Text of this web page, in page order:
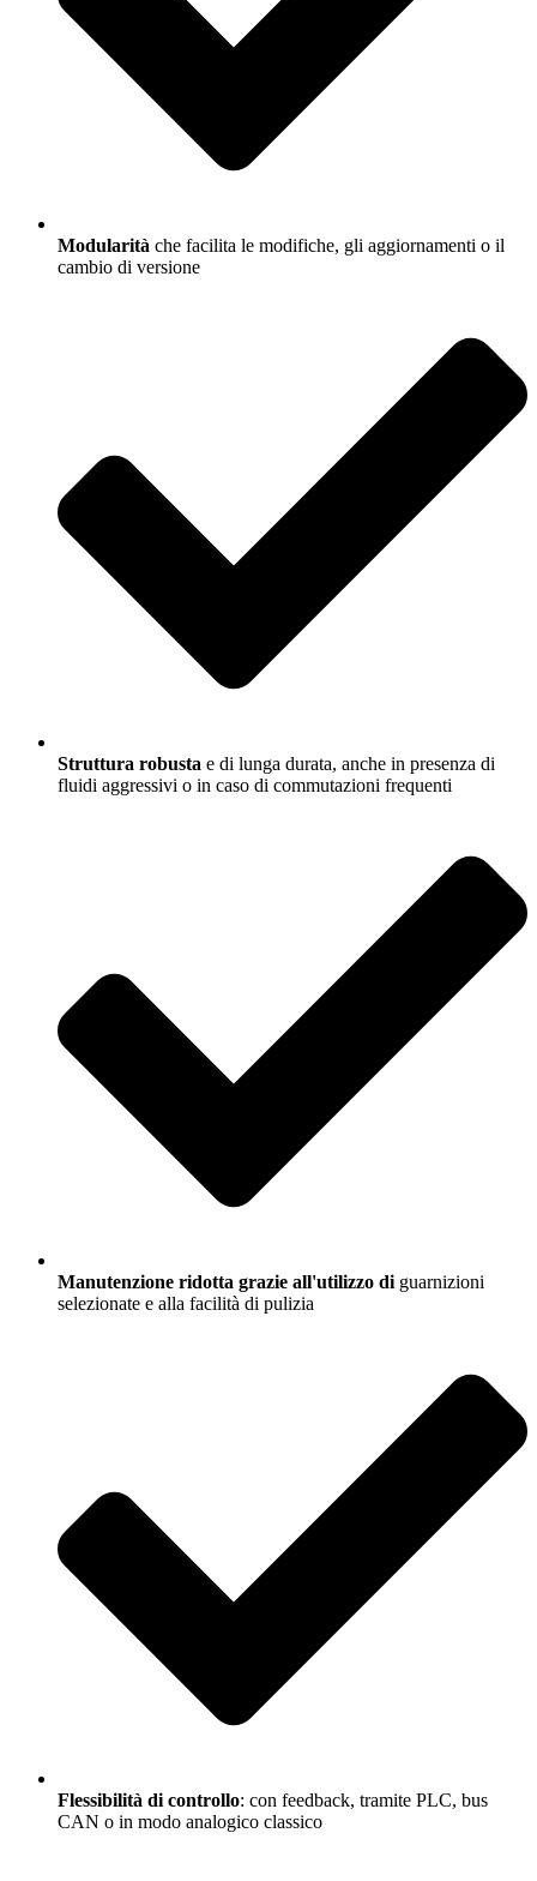
Modularità che facilita le modifiche, gli aggiornamenti o il
cambio di versione
Struttura robusta e di lunga durata, anche in presenza di
fluidi aggressivi o in caso di commutazioni frequenti
Manutenzione ridotta grazie all'utilizzo di guarnizioni
selezionate e alla facilità di pulizia
Flessibilità di controllo: con feedback, tramite PLC, bus
CAN o in modo analogico classico